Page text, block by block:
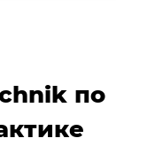
по